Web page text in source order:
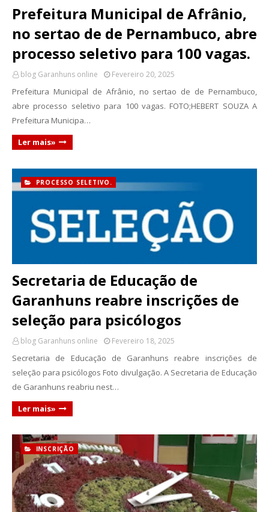
Prefeitura Municipal de Afrânio,
no sertao de de Pernambuco, abre
processo seletivo para 100 vagas.
blog Garanhuns online Fevereiro 20, 2025
Prefeitura Municipal de Afrânio, no sertao de de Pernambuco,
abre processo seletivo para 100 vagas. FOTO;HEBERT SOUZA A
Prefeitura Municipa…
Ler mais»
PROCESSO SELETIVO.
Secretaria de Educação de
Garanhuns reabre inscrições de
seleção para psicólogos
blog Garanhuns online Fevereiro 18, 2025
Secretaria de Educação de Garanhuns reabre inscrições de
seleção para psicólogos Foto divulgação. A Secretaria de Educação
de Garanhuns reabriu nest…
Ler mais»
INSCRIÇÃO